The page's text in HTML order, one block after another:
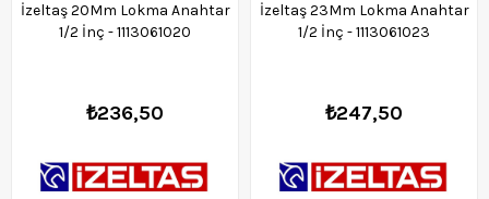
İzeltaş 20Mm Lokma Anahtar
1/2 İnç - 1113061020
₺236,50
İzeltaş 23Mm Lokma Anahtar
1/2 İnç - 1113061023
₺247,50